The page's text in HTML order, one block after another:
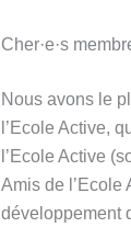
Cher·e·s
Nous avons le
l’Ecole Active,
l’Ecole Active
Amis de l’Ecole
développement